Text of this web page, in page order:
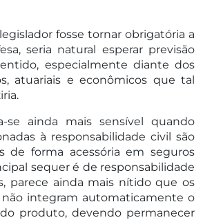
fosse tornar obrigatória a
seria natural esperar previsão
especialmente diante dos
atuariais e econômicos que tal
se ainda mais sensível quando
à responsabilidade civil são
de forma acessória em seguros
sequer é de responsabilidade
parece ainda mais nítido que os
integram automaticamente o
produto, devendo permanecer